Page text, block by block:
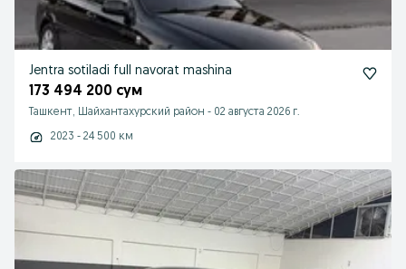
Jentra sotiladi full navorat mashina
173 494 200 сум
Ташкент, Шайхантахурский район - 02 августа 2026 г.
2023 - 24 500 км